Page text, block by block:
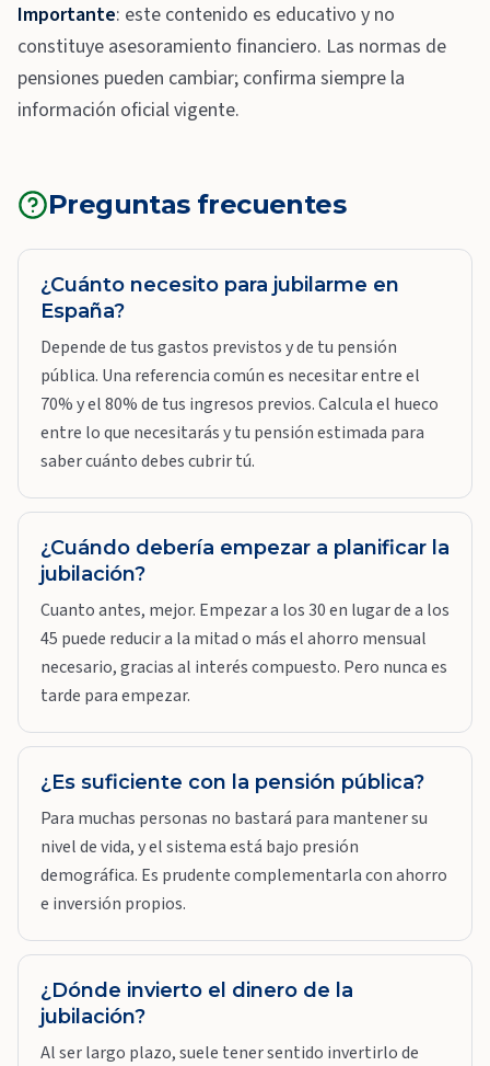
Importante: este contenido es educativo y no
constituye asesoramiento financiero. Las normas de
pensiones pueden cambiar; confirma siempre la
información oficial vigente.
Preguntas frecuentes
¿Cuánto necesito para jubilarme en
España?
Depende de tus gastos previstos y de tu pensión
pública. Una referencia común es necesitar entre el
70% y el 80% de tus ingresos previos. Calcula el hueco
entre lo que necesitarás y tu pensión estimada para
saber cuánto debes cubrir tú.
¿Cuándo debería empezar a planificar la
jubilación?
Cuanto antes, mejor. Empezar a los 30 en lugar de a los
45 puede reducir a la mitad o más el ahorro mensual
necesario, gracias al interés compuesto. Pero nunca es
tarde para empezar.
¿Es suficiente con la pensión pública?
Para muchas personas no bastará para mantener su
nivel de vida, y el sistema está bajo presión
demográfica. Es prudente complementarla con ahorro
e inversión propios.
¿Dónde invierto el dinero de la
jubilación?
Al ser largo plazo, suele tener sentido invertirlo de